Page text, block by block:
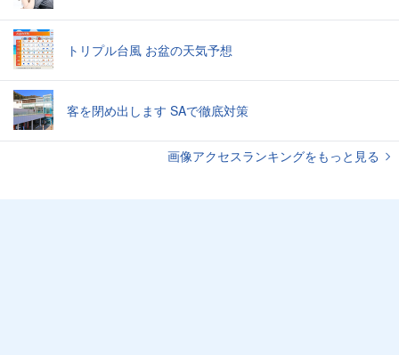
トリプル台風 お盆の天気予想
客を閉め出します SAで徹底対策
画像アクセスランキングをもっと見る